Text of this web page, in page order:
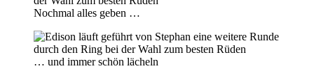
Nochmal alles geben …
… und immer schön lächeln